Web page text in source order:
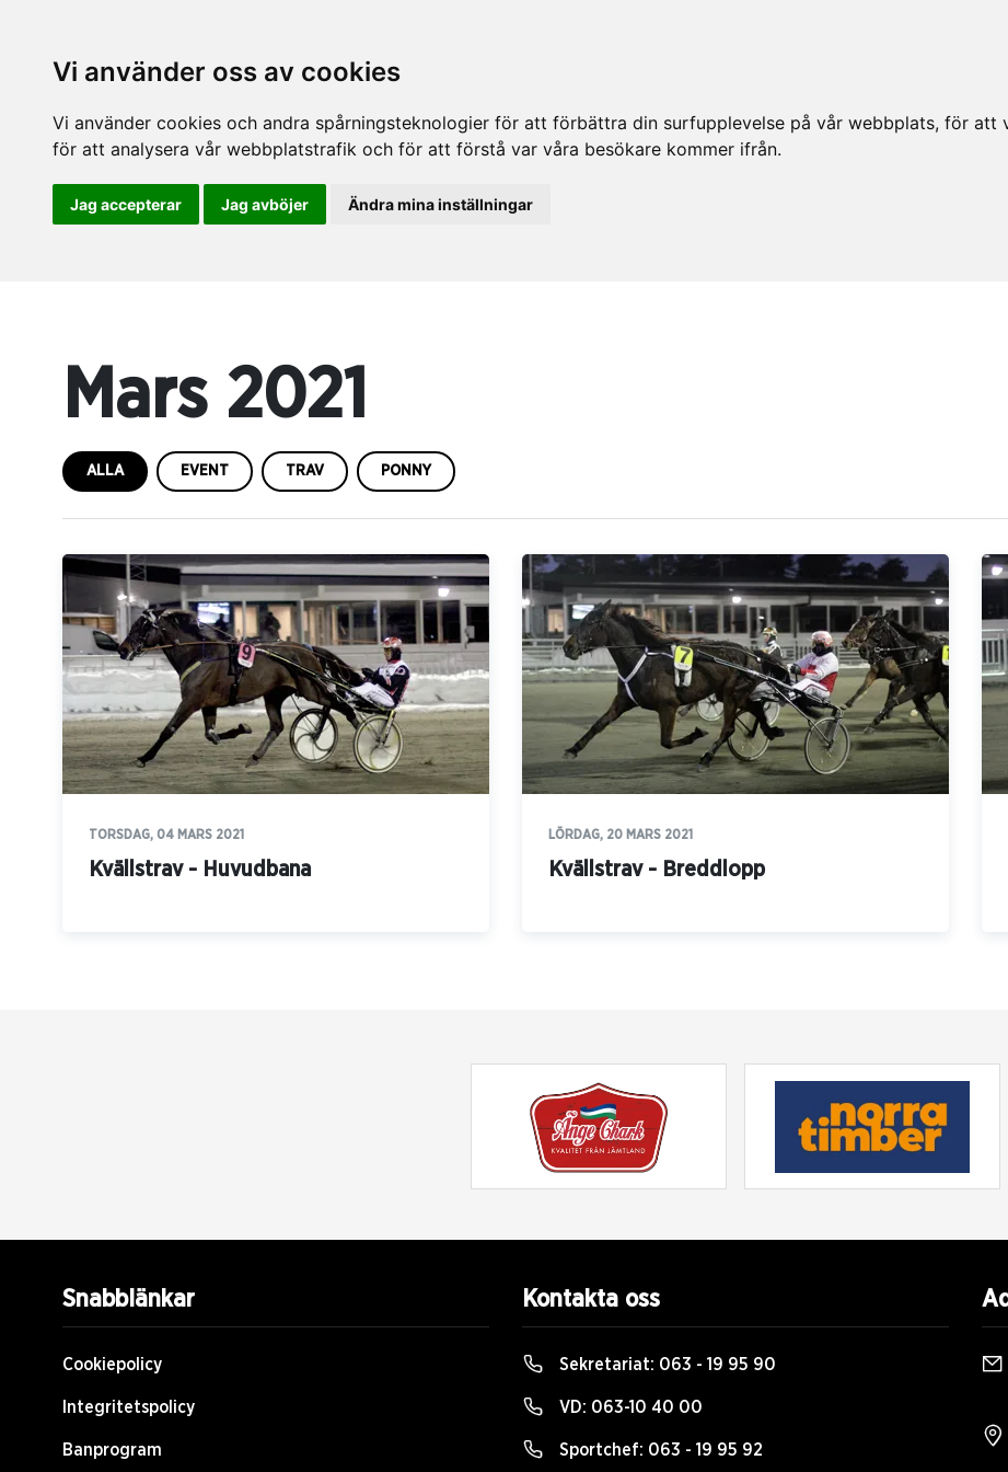
Vi använder oss av cookies
Vi använder cookies och andra spårningsteknologier för att förbättra din surfupplevelse på vår webbplats, för att
för att analysera vår webbplatstrafik och för att förstå var våra besökare kommer ifrån.
Jag accepterar Jag avböjer Ändra mina inställningar
Mars 2021
ALLA EVENT TRAV PONNY
TORSDAG, 04 MARS 2021
Kvällstrav - Huvudbana
LÖRDAG, 20 MARS 2021
Kvällstrav - Breddlopp
Snabblänkar
Cookiepolicy
Integritetspolicy
Banprogram
Kontakta oss
Sekretariat: 063 - 19 95 90
VD: 063-10 40 00
Sportchef: 063 - 19 95 92